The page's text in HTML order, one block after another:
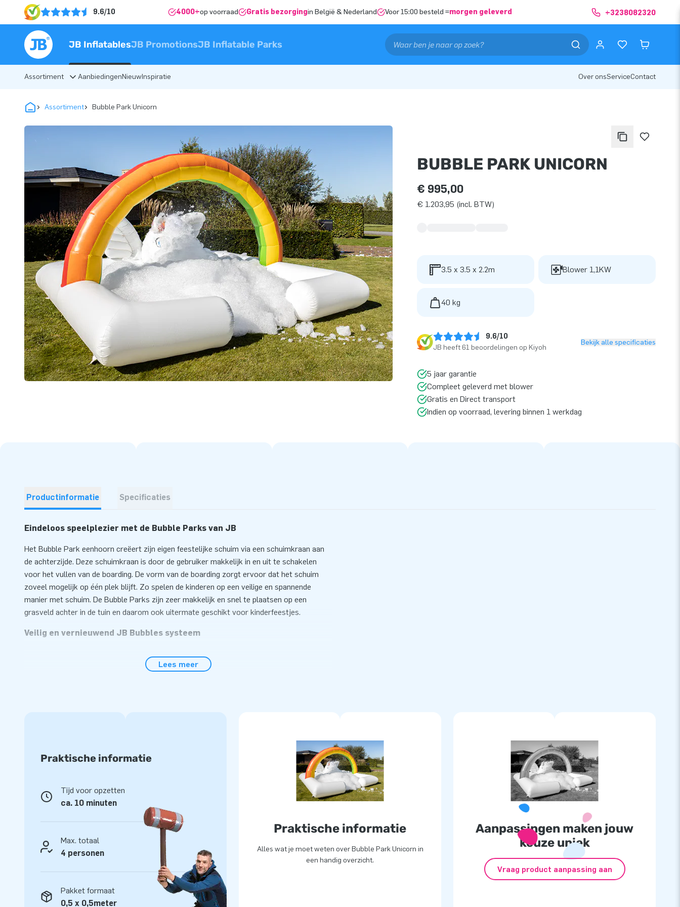
9.6/10 4000+op voorraad Gratis bezorgingin België & Nederland Voor 15:00 besteld =morgen geleverd +3238082320
JB InflatablesJB PromotionsJB Inflatable Parks
Assortiment AanbiedingenNieuwInspiratie Over onsServiceContact
Assortiment Bubble Park Unicorn
BUBBLE PARK UNICORN
€ 995,00
€ 1.203,95 (incl. BTW)
3.5 x 3.5 x 2.2m Blower 1,1KW
40 kg
9.6/10
JB heeft 61 beoordelingen op Kiyoh
Bekijk alle specificaties
5 jaar garantie
Compleet geleverd met blower
Gratis en Direct transport
Indien op voorraad, levering binnen 1 werkdag
Productinformatie Specificaties
Eindeloos speelplezier met de Bubble Parks van JB
Het Bubble Park eenhoorn creëert zijn eigen feestelijke schuim via een schuimkraan aan
de achterzijde. Deze schuimkraan is door de gebruiker makkelijk in en uit te schakelen
voor het vullen van de boarding. De vorm van de boarding zorgt ervoor dat het schuim
zoveel mogelijk op één plek blijft. Zo spelen de kinderen op een veilige en spannende
manier met schuim. De Bubble Parks zijn zeer makkelijk en snel te plaatsen op een
grasveld achter in de tuin en daarom ook uitermate geschikt voor kinderfeestjes.
Veilig en vernieuwend JB Bubbles systeem
inflatables. Zo hebben we afgelopen jaar de JB Bubbles producten ontwikkeld. De
JB Inflatables blijft ontwikkelen zodat wij jou als verhuurder of feestorganisatie kunnen
ondersteunen met vernieuwende producten en de hoogst mogelijke service. JB Bubbles is
dankzij de lage investeringskosten en hoge verhuurwaarde uitermate geschikt om je
assortiment mee uit te breiden. Enthousiast geworden? Neem dan ook eens een kijkje bij
onze speciaal samengestelde Package Deals. Als extra service bieden wij gratis digitaal
promotiemateriaal aan in de vorm van visuals en video's. Zo heb je niet alleen nieuwe,
gave producten in handen, maar hoef je ook niet meer na te denken over je promotie!
De JB Bubbles producten hebben naast lucht natuurlijk ook schuim nodig. Wij leveren dit
in de vorm van schuimvloeistof, de JB Bubble vloeistof. Eén zakje Bubble vloeistof is
Lees meer
Praktische informatie
Tijd voor opzetten
ca. 10 minuten
Max. totaal
4 personen
Pakket formaat
0,5 x 0,5meter
Praktische informatie
Alles wat je moet weten over Bubble Park Unicorn in
een handig overzicht.
Aanpassingen maken jouw
keuze uniek
Vraag product aanpassing aan